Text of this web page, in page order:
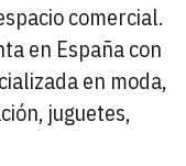
comercial.
en España con
en moda,
juguetes,